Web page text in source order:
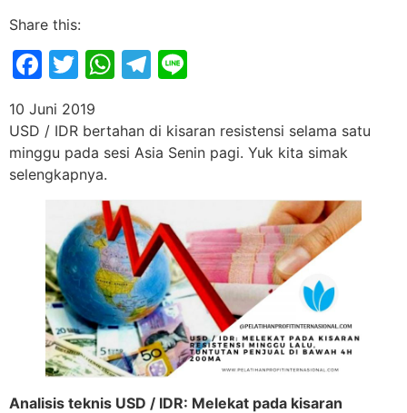
Share this:
Facebook
Twitter
WhatsApp
Telegram
10 Juni 2019
USD / IDR bertahan di kisaran resistensi selama satu
minggu pada sesi Asia Senin pagi. Yuk kita simak
selengkapnya.
Analisis teknis USD / IDR: Melekat pada kisaran